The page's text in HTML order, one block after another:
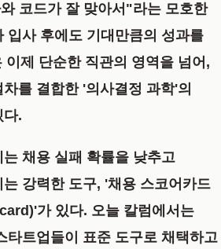
코드가 잘 맞아서"라는 모호한
입사 후에도 기대만큼의 성과를
이제 단순한 직관의 영역을 넘어,
차를 결합한 '의사결정 과학'의
다.
채용 실패 확률을 낮추고
강력한 도구, '채용 스코어카드
가 있다. 오늘 칼럼에서는
타트업들이 표준 도구로 채택하고